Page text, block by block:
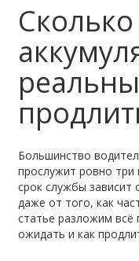
Большинство
прослужит ровно три
срок службы зависит
даже от того, как
статье разложим
ожидать и как